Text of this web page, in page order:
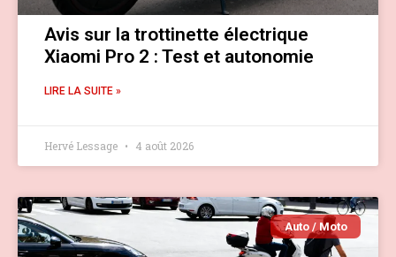
Avis sur la trottinette électrique
Xiaomi Pro 2 : Test et autonomie
LIRE LA SUITE »
Hervé Lessage 4 août 2026
Auto / Moto